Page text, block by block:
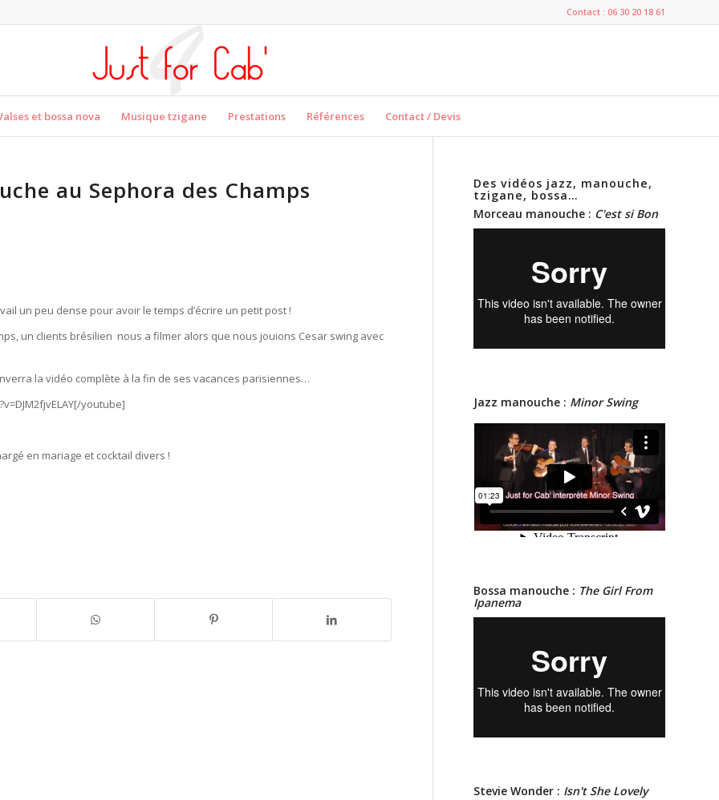
Contact : 06 30 20 18 61
et bossa nova Musique tzigane Prestations Références Contact / Devis
au Sephora des Champs
un peu dense pour avoir le temps d’écrire un petit post !
un clients brésilien nous a filmer alors que nous jouions Cesar swing avec
la vidéo complète à la fin de ses vacances parisiennes…
youtube]
en mariage et cocktail divers !
Des vidéos jazz, manouche,
tzigane, bossa…
Morceau manouche : C'est si Bon
Jazz manouche : Minor Swing
Bossa manouche : The Girl From
Ipanema
Stevie Wonder : Isn't She Lovely